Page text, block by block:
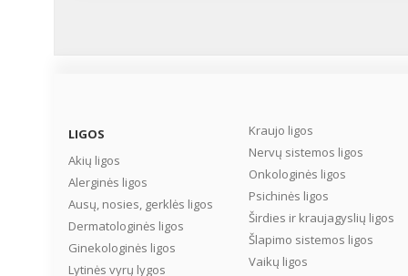
LIGOS
Akių ligos
Alerginės ligos
Ausų, nosies, gerklės ligos
Dermatologinės ligos
Ginekologinės ligos
Lytinės vyrų lygos
Kraujo ligos
Nervų sistemos ligos
Onkologinės ligos
Psichinės ligos
Širdies ir kraujagyslių ligos
Šlapimo sistemos ligos
Vaikų ligos